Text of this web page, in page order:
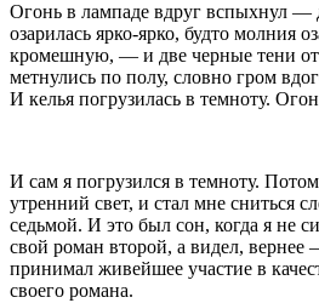
Огонь в лампаде вдруг вспыхнул —
озарилась ярко-ярко, будто молния
кромешную, — и две черные тени от
метнулись по полу, словно гром
И келья погрузилась в темноту.
И сам я погрузился в темноту.
утренний свет, и стал мне сниться
седьмой. И это был сон, когда я не
свой роман второй, а видел, вернее
принимал живейшее участие в
своего романа.